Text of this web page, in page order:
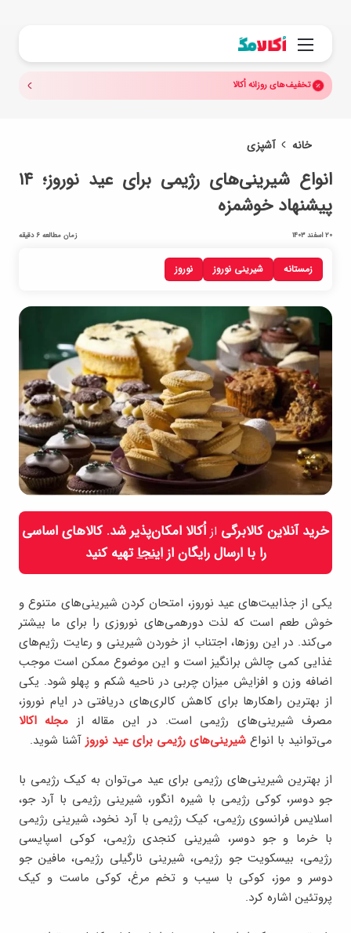
منو
تخفیف‌های روزانه اُکالا
خانه آشپزی
زمستانه شیرینی نوروز نوروز
انواع شیرینی‌های رژیمی برای عید نوروز؛ ۱۴
پیشنهاد خوشمزه
20 اسفند 1403 زمان مطالعه 6 دقیقه
خرید آنلاین کالابرگی از اُکالا امکان‌پذیر شد. کالاهای اساسی
را با ارسال رایگان ازاینجاتهیه کنید
یکی از جذابیت‌های عید نوروز، امتحان کردن شیرینی‌های متنوع و
خوش طعم است که لذت دورهمی‌های نوروزی را برای ما بیشتر
می‌کند. در این روزها، اجتناب از خوردن شیرینی و رعایت رژیم‌های
غذایی کمی چالش برانگیز است و این موضوع ممکن است موجب
اضافه وزن و افزایش میزان چربی در ناحیه شکم و پهلو شود. یکی
از بهترین راهکارها برای کاهش کالری‌های دریافتی در ایام نوروز،
مصرف شیرینی‌های رژیمی است. در این مقاله از مجله اکالا
می‌توانید با انواع شیرینی‌های رژیمی برای عید نوروزآشنا شوید.
از بهترین شیرینی‌های رژیمی برای عید می‌توان به کیک رژیمی با
جو دوسر، کوکی رژیمی با شیره انگور، شیرینی رژیمی با آرد جو،
اسلایس فرانسوی رژیمی، کیک رژیمی با آرد نخود، شیرینی رژیمی
با خرما و جو دوسر، شیرینی کنجدی رژیمی، کوکی اسپایسی
رژیمی، بیسکویت جو رژیمی، شیرینی نارگیلی رژیمی، مافین جو
دوسر و موز، کوکی با سیب و تخم مرغ، کوکی ماست و کیک
پروتئین اشاره کرد.